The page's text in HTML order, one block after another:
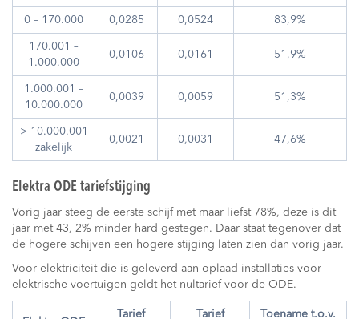
0 – 170.000 0,0285 0,0524 83,9%
170.001 –
1.000.000
0,0106 0,0161 51,9%
1.000.001 –
10.000.000
0,0039 0,0059 51,3%
> 10.000.001
zakelijk
0,0021 0,0031 47,6%
Elektra ODE tariefstijging
Vorig jaar steeg de eerste schijf met maar liefst 78%, deze is dit
jaar met 43, 2% minder hard gestegen. Daar staat tegenover dat
de hogere schijven een hogere stijging laten zien dan vorig jaar.
Voor elektriciteit die is geleverd aan oplaad-installaties voor
elektrische voertuigen geldt het nultarief voor de ODE.
Tarief
Tarief
Toename t.o.v.